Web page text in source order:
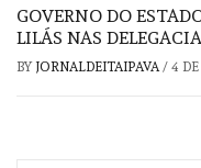
GOVERNO DO
LILÁS NAS
BY JORNALDEITAIPAVA/ 4